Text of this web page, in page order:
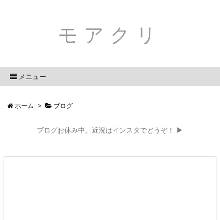
モアクリ
メニュー
ホーム > ブログ
ブログお休み中。近況はインスタでどうぞ！ ▶